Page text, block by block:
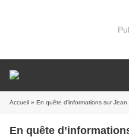
Accueil » En quête d’informations sur Jean
En quête